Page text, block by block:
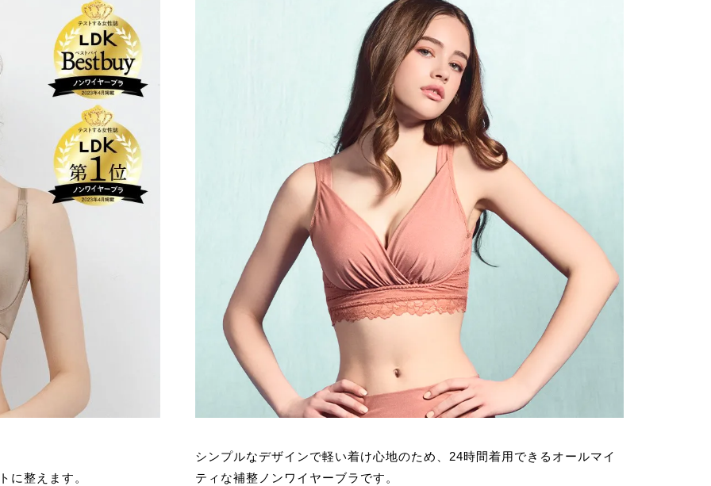
に整えます。
シンプルなデザインで軽い着け心地のため、24時間着用できるオールマイ
ティな補整ノンワイヤーブラです。